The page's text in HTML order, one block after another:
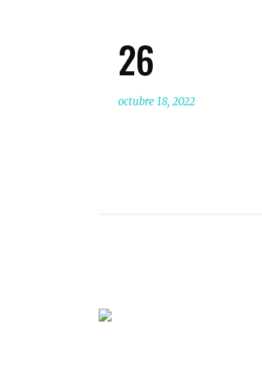
26
octubre 18, 2022